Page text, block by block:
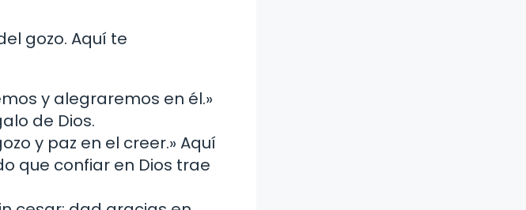
gozo. Aquí te
y alegraremos en él.»
de Dios.
y paz en el creer.» Aquí
que confiar en Dios trae